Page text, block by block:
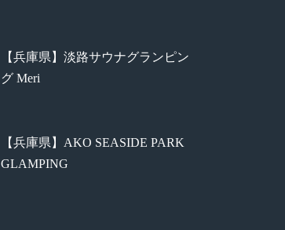
【兵庫県】淡路サウナグランピン
グ Meri
【兵庫県】AKO SEASIDE PARK
GLAMPING